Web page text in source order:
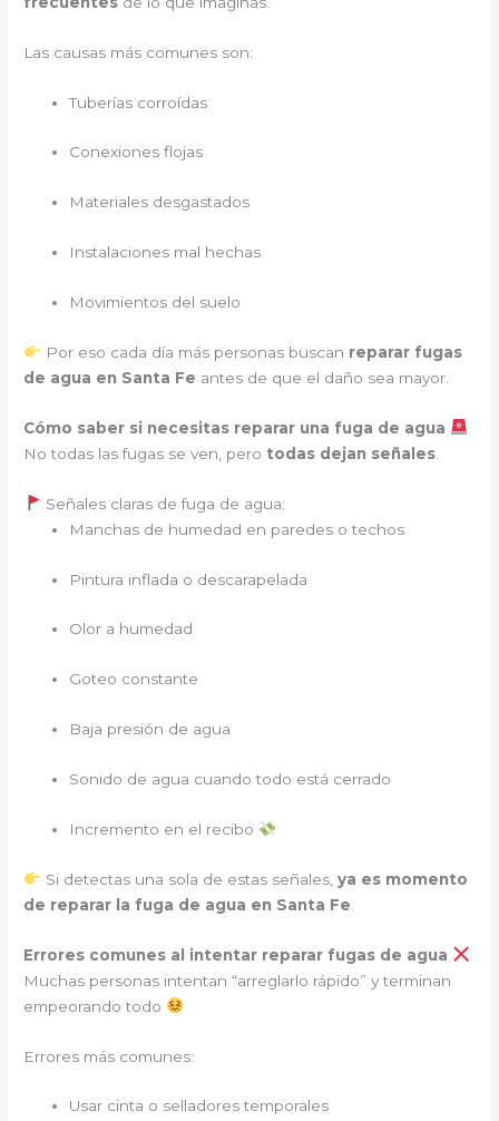
Las causas más comunes son:
Tuberías corroídas
Conexiones flojas
Materiales desgastados
Instalaciones mal hechas
Movimientos del suelo
Por eso cada día más personas buscan reparar fugas
de agua en Santa Fe antes de que el daño sea mayor.
Cómo saber si necesitas reparar una fuga de agua
No todas las fugas se ven, pero todas dejan señales
Señales claras de fuga de agua:
Manchas de humedad en paredes o techos
Pintura inflada o descarapelada
Olor a humedad
Goteo constante
Baja presión de agua
Sonido de agua cuando todo está cerrado
Incremento en el recibo
Si detectas una sola de estas señales, ya es momento
de reparar la fuga de agua en Santa Fe
Errores comunes al intentar reparar fugas de agua
Muchas personas intentan “arreglarlo rápido” y terminan
empeorando todo
Errores más comunes:
Usar cinta o selladores temporales